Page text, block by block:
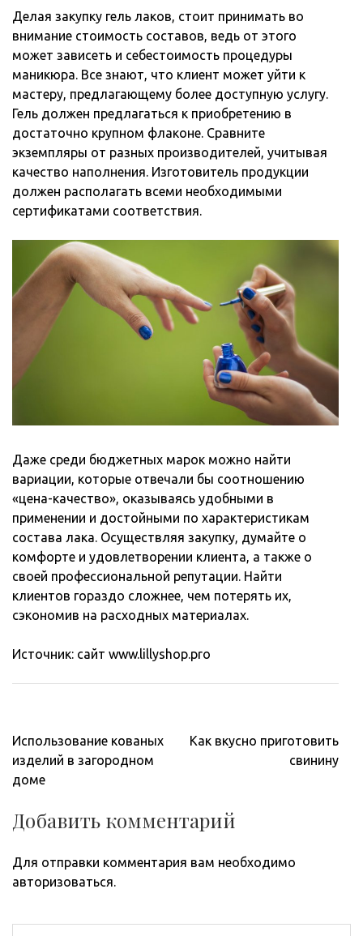
Делая закупку гель лаков, стоит принимать во
внимание стоимость составов, ведь от этого
может зависеть и себестоимость процедуры
маникюра. Все знают, что клиент может уйти к
мастеру, предлагающему более доступную услугу.
Гель должен предлагаться к приобретению в
достаточно крупном флаконе. Сравните
экземпляры от разных производителей, учитывая
качество наполнения. Изготовитель продукции
должен располагать всеми необходимыми
сертификатами соответствия.
Даже среди бюджетных марок можно найти
вариации, которые отвечали бы соотношению
«цена-качество», оказываясь удобными в
применении и достойными по характеристикам
состава лака. Осуществляя закупку, думайте о
комфорте и удовлетворении клиента, а также о
своей профессиональной репутации. Найти
клиентов гораздо сложнее, чем потерять их,
сэкономив на расходных материалах.
Источник: сайт www.lillyshop.pro
Навигация
по
записям
Использование кованых
изделий в загородном
доме
Как вкусно приготовить
свинину
Добавить комментарий
Для отправки комментария вам необходимо
авторизоваться.